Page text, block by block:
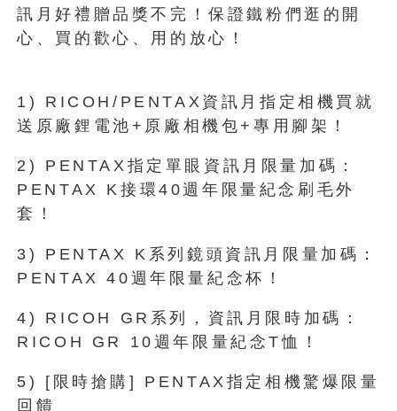
訊月好禮贈品獎不完！保證鐵粉們逛的開
心、買的歡心、用的放心！
1) RICOH/PENTAX資訊月指定相機買就
送原廠鋰電池+原廠相機包+專用腳架！
2) PENTAX指定單眼資訊月限量加碼：
PENTAX K接環40週年限量紀念刷毛外
套！
3) PENTAX K系列鏡頭資訊月限量加碼：
PENTAX 40週年限量紀念杯！
4) RICOH GR系列，資訊月限時加碼：
RICOH GR 10週年限量紀念T恤！
5) [限時搶購] PENTAX指定相機驚爆限量
回饋